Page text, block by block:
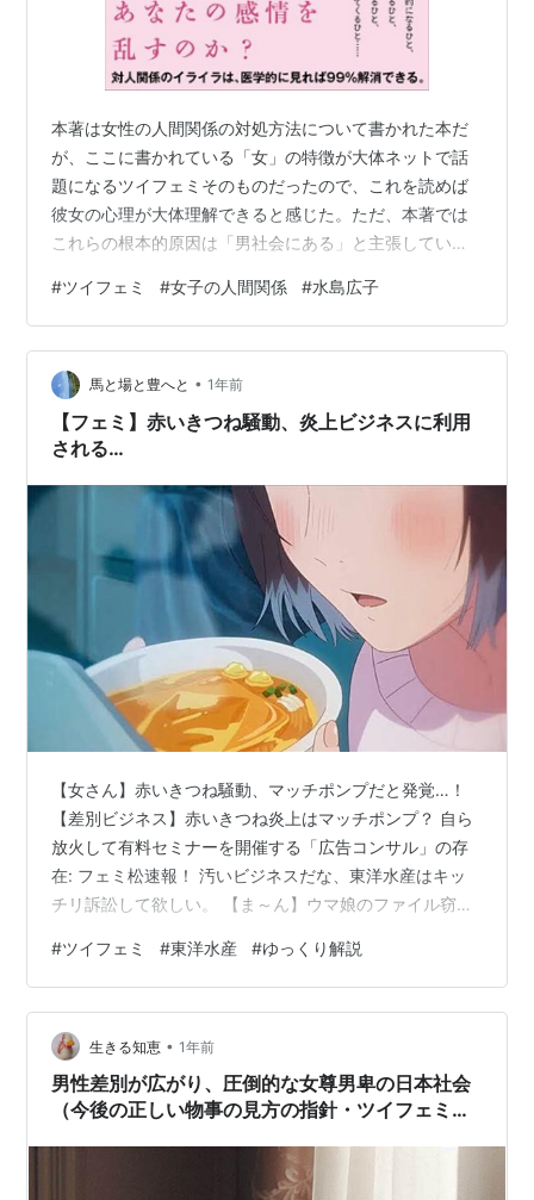
本著は女性の人間関係の対処方法について書かれた本だ
が、ここに書かれている「女」の特徴が大体ネットで話
題になるツイフェミそのものだったので、これを読めば
彼女の心理が大体理解できると感じた。ただ、本著では
これらの根本的原因は「男社会にある」と主張している
「なぜ女の人間関係は苦しいのか」という事の特性を説
明し、それ以降は様々なケースからどのように対処する
かについて書かれている。 極論言えば男性はチャプター
１だけ読めばそれで充分とも言える。 では、本著で「女
性の人間関係はなぜ大変なのか」を説明すると、「男性
から選ばれる性」だからと書かれている。（この…
#ツイフェミ #女子の人間関係 #水島広子
馬と場と豊へと • 1年前
【フェミ】赤いきつね騒動、炎上ビジネスに利用
される…
【女さん】赤いきつね騒動、マッチポンプだと発覚…！
【差別ビジネス】赤いきつね炎上はマッチポンプ？ 自ら
放火して有料セミナーを開催する「広告コンサル」の存
在: フェミ松速報！ 汚いビジネスだな、東洋水産はキッ
チリ訴訟して欲しい。 【ま～ん】ウマ娘のファイル窃
のは昔からだけど、最近は度が過ぎていると思う。 それ
では
#ツイフェミ #東洋水産 #ゆっくり解説
生きる知恵 • 1年前
男性差別が広がり、圧倒的な女尊男卑の日本社会
（今後の正しい物事の見方の指針・ツイフェミ対